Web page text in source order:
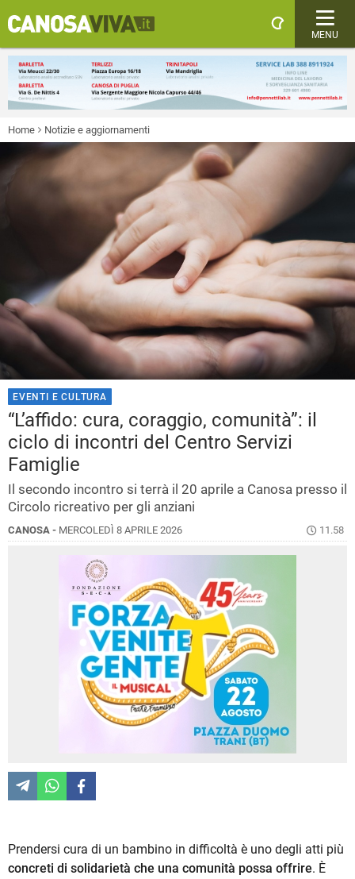
MENU
Home Notizie e aggiornamenti
EVENTI E CULTURA
“L’affido: cura, coraggio, comunità”: il
ciclo di incontri del Centro Servizi
Famiglie
Il secondo incontro si terrà il 20 aprile a Canosa presso il
Circolo ricreativo per gli anziani
CANOSA - MERCOLEDÌ 8 APRILE 2026 11.58
Prendersi cura di un bambino in difficoltà è uno degli atti più
concreti di solidarietà che una comunità possa offrire. È